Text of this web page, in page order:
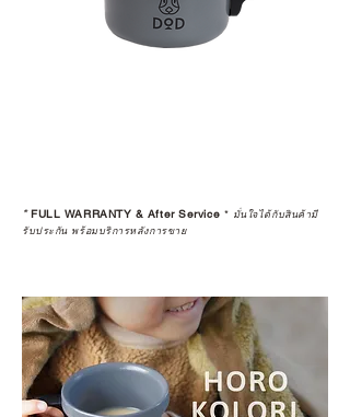
*FULL WARRANTY & After Service * มั่นใจได้กับสินค้ามี
รับประกัน พร้อมบริการหลังการขาย